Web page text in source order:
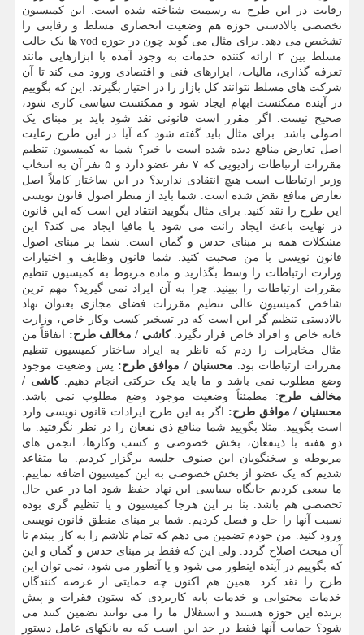
رقابت در این طرح به رسمیت شناخته شده است. این کمیسیون
تخصصی بالادستی حوزه هم وضعیت انحصاری مسلط و رقابتی را
تشخیص می دهد. برای مثال می گوید چون در حوزه vod ها یک حالت
مسلط بین ۲ ارائه کننده خدمات به وجود آمده با ابزارهایی مانند
تعرفه گذاری، مالیات، ابزارهای فنی و اقتصادی ورود می کند تا آن
شرکت های مسلط نتوانند کل بازار را در اختیار بگیرند. این که بگوییم
در آینده ممکنست ابهام ایجاد شود و ممکنست سیاسی کاری شود،
صحیح نیست. اگر مقرر است قانونی نقد شود باید بر مبنای یک
اصولی باشد. برای مثال باید گفته شود که آیا در این طرح رعایت
اصل تعارض منافع دیده شده است یا خیر؟ شما به کمیسیون تنظیم
مقررات ارتباطات رادیویی که ۷ نفر عضو دارد و ۵ نفر آن به انتخاب
وزیر ارتباطات است هیچ انتقادی ندارید؟ در این ساختار کاملاً اصل
تعارض منافع نقض شده است. شما باید از منظر اصول قانون نویسی
این طرح را نقد کنید. برای مثال بگویید انتقاد این است که این قانون
در نهایت باعث ایجاد رانت می شود یا مافیا ایجاد می کند؟ این
مشکلات همه بر مبنای حدس و گمان است. شما بر مبنای اصول
قانون نویسی با من صحبت کنید. شما قانون وظایف و اختیارات
وزارت ارتباطات را وسط بگذارید و ماده مربوط به کمیسیون تنظیم
مقررات ارتباطات را ببینید. چرا به آن ایراد نمی گیرید؟ مهم ترین
شاخص کمیسیون عالی تنظیم مقررات فضای مجازی بعنوان نهاد
بالادستی تنظیم گر این است که در تسخیر کسب وکار خاص، وزارت
خانه خاص و افراد خاص قرار نگیرد.کاشی / مخالف طرح: اتفاقاً من
مثال مخابرات را زدم که ناظر به ایراد ساختار کمیسیون تنظیم
مقررات ارتباطات بود. محسنیان / موافق طرح: پس وضعیت موجود
وضع مطلوب نمی باشد و ما باید یک حرکتی انجام دهیم.کاشی /
مخالف طرح: مطمئناً وضعیت موجود وضع مطلوب نمی باشد.
محسنیان / موافق طرح: اگر به این طرح ایرادات قانون نویسی وارد
است بگویید. مثلا بگویید شما منافع ذی نفعان را در نظر نگرفتید. ما
دو هفته با ذینفعان، بخش خصوصی و کسب وکارها، انجمن های
مربوطه و سخنگویان این صنوف جلسه برگزار کردیم. ما متقاعد
شدیم که یک عضو از بخش خصوصی به این کمیسیون اضافه نماییم.
ما سعی کردیم جایگاه سیاسی این نهاد حفظ شود اما در عین حال
تخصصی هم باشد. بنا بر این هرجا کمیسیون و یا تنظیم گری بوده
نسبت آنها را حل و فصل کردیم. شما بر مبنای منطق قانون نویسی
ورود کنید. من خودم تضمین می دهم که تمام تلاشم را به کار ببندم تا
آن مبحث اصلاح گردد. ولی این که فقط بر مبنای حدس و گمان و این
که بگوییم در آینده اینطور می شود و یا آنطور می شود، نمی توان این
طرح را نقد کرد. همین هم اکنون چه حمایتی از عرضه کنندگان
خدمات محتوایی و خدمات پایه کاربردی که ستون فقرات و پیش
برنده این حوزه هستند و استقلال ما را می توانند تضمین کنند می
شود؟ حمایت آنها فقط در حد این است که به بانکهای عامل دستور